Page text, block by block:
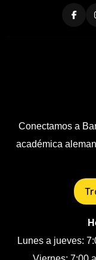
Conectamos a
académica
Lunes a jueves: